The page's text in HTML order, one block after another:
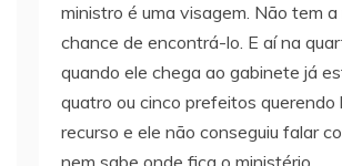
ministro é uma visagem. Não tem
chance de encontrá-lo. E aí na
quando ele chega ao gabinete já
quatro ou cinco prefeitos querendo
recurso e ele não conseguiu falar